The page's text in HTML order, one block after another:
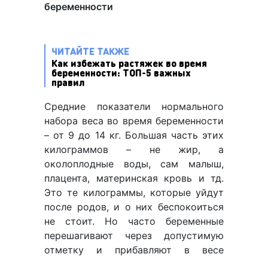
беременности
ЧИТАЙТЕ ТАКЖЕ
Как избежать растяжек во время
беременности: ТОП-5 важных
правил
Средние показатели нормального
набора веса во время беременности
– от 9 до 14 кг. Большая часть этих
килограммов – не жир, а
околоплодные воды, сам малыш,
плацента, материнская кровь и тд.
Это те килограммы, которые уйдут
после родов, и о них беспокоиться
не стоит. Но часто беременные
перешагивают через допустимую
отметку и прибавляют в весе